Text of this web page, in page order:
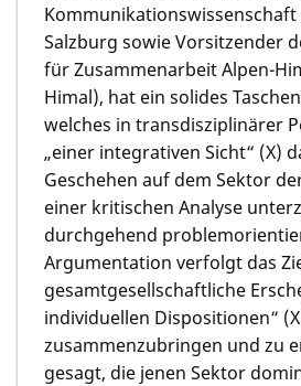
Salzburg sowie Vorsitzender
für Zusammenarbeit Alpen-
Himal), hat ein solides
welches in transdisziplinärer
„einer integrativen Sicht“ (X)
Geschehen auf dem Sektor
einer kritischen Analyse
durchgehend
Argumentation verfolgt das
gesamtgesellschaftliche
individuellen Dispositionen“
zusammenzubringen und zu
gesagt, die jenen Sektor